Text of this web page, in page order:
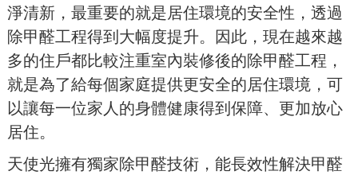
淨清新，最重要的就是居住環境的安全性，透過
除甲醛工程得到大幅度提升。因此，現在越來越
多的住戶都比較注重室內裝修後的除甲醛工程，
就是為了給每個家庭提供更安全的居住環境，可
以讓每一位家人的身體健康得到保障、更加放心
居住。
天使光擁有獨家除甲醛技術，能長效性解決甲醛